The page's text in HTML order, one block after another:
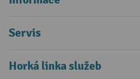
Servis
Horká linka služeb